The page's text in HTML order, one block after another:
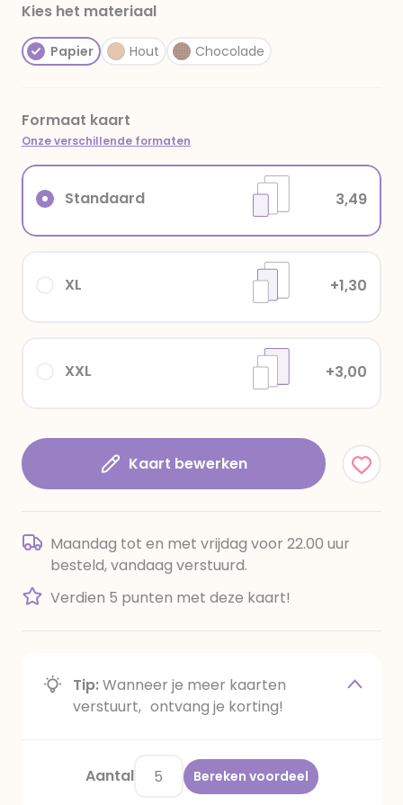
Kies het materiaal
Papier Hout Chocolade
Formaat kaart
Onze verschillende formaten
XXL +3,00
XL +1,30
Standaard 3,49
Kaart bewerken
Maandag tot en met vrijdag voor 22.00 uur
besteld, vandaag verstuurd.
Verdien 5 punten met deze kaart!
Tip:Wanneer je meer kaarten
verstuurt, ontvang je korting!
Aantal Bereken voordeel